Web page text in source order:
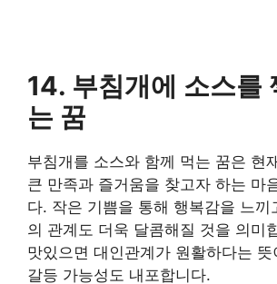
14. 부침개에 소스를
는 꿈
부침개를 소스와 함께 먹는 꿈은 현
큰 만족과 즐거움을 찾고자 하는 마
다. 작은 기쁨을 통해 행복감을 느끼
의 관계도 더욱 달콤해질 것을 의미
맛있으면 대인관계가 원활하다는 뜻
갈등 가능성도 내포합니다.